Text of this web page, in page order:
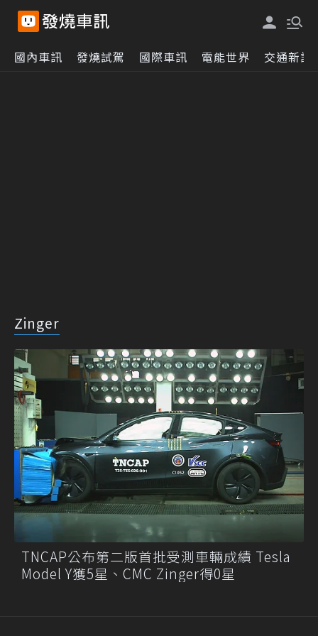
國內車訊 發燒試駕 國際車訊 電能世界 交通新訊
Zinger
TNCAP公布第二版首批受測車輛成績 Tesla
Model Y獲5星、CMC Zinger得0星